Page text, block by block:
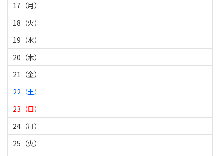
17（月）
18（火）
19（水）
20（木）
21（金）
22（土）
23（日）
24（月）
25（火）